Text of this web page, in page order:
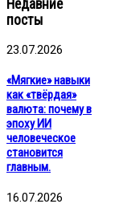
Недавние
посты
23.07.2026
«Мягкие» навыки
как «твёрдая»
валюта: почему в
эпоху ИИ
человеческое
становится
главным.
16.07.2026